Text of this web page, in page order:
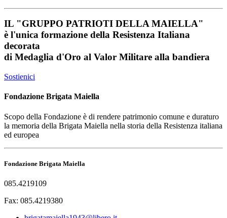
IL "GRUPPO PATRIOTI DELLA MAIELLA"
è l'unica formazione della Resistenza Italiana
decorata
di Medaglia d'Oro al Valor Militare alla bandiera
Sostienici
Fondazione Brigata Maiella
Scopo della Fondazione è di rendere patrimonio comune e duraturo
la memoria della Brigata Maiella nella storia della Resistenza italiana
ed europea
Fondazione Brigata Maiella
085.4219109
Fax: 085.4219380